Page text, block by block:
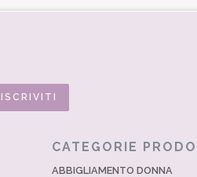
CATEGORIE
ABBIGLIAMENTO DONNA